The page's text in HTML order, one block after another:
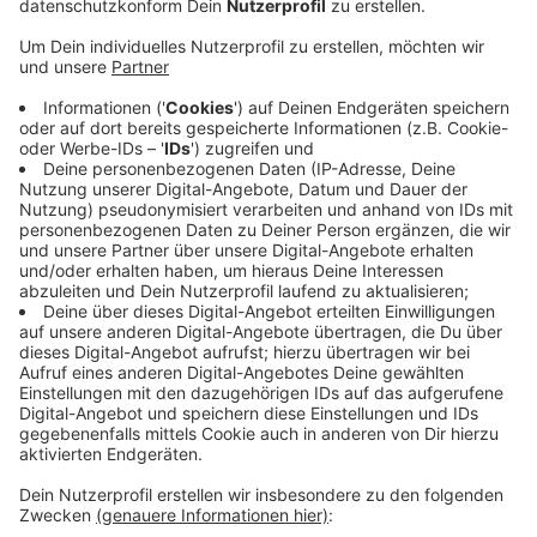
südwestfälische Industrie- und Handelskammer. Das
Angebot reicht vom Kaufmann über Verkäufer und
Fachinformatiker bis ins Hotel- und
Gaststättengewerbe. Wer noch in diesem Jahr eine
Ausbildung beginnen möchte, sollte sich jetzt
bewerben, rät die Kammer. Sie berät Schüler auch bei
der Frage, welcher Beruf der richtige ist. Interessierte
können am Programm "Passgenaue Besetzung"
teilnehmen.
Kontakt:
SIHK Hagen
02331 - 390 301 und 02331 - 390 303